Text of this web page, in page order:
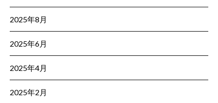
2025年8月
2025年6月
2025年4月
2025年2月